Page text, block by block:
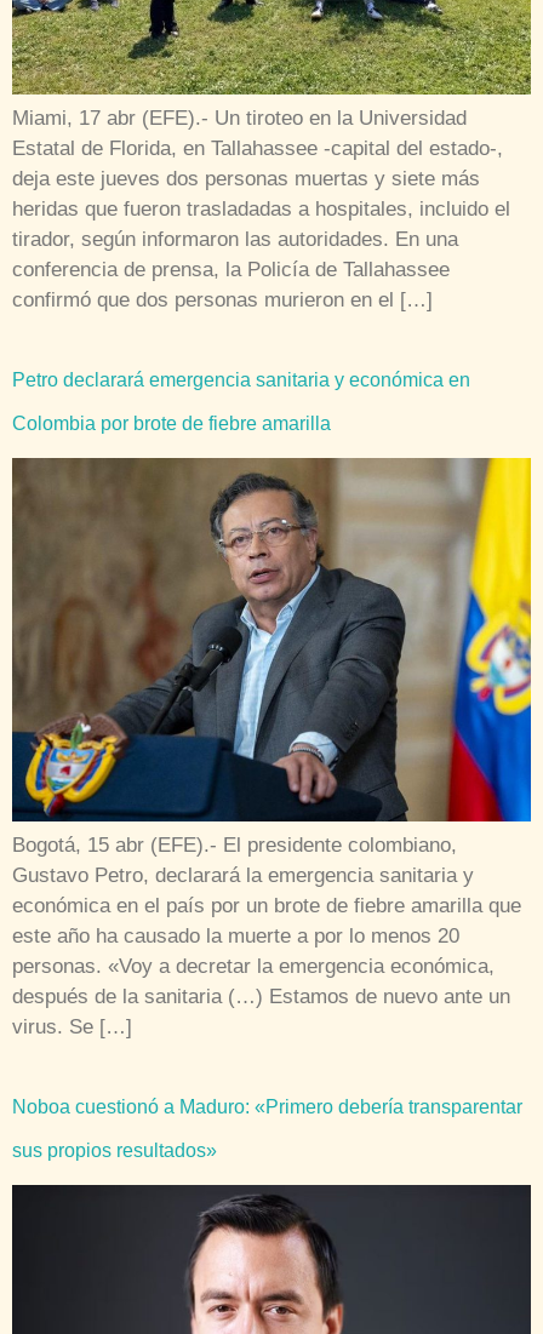
Miami, 17 abr (EFE).- Un tiroteo en la Universidad
Estatal de Florida, en Tallahassee -capital del estado-,
deja este jueves dos personas muertas y siete más
heridas que fueron trasladadas a hospitales, incluido el
tirador, según informaron las autoridades. En una
conferencia de prensa, la Policía de Tallahassee
confirmó que dos personas murieron en el […]
Petro declarará emergencia sanitaria y económica en
Colombia por brote de fiebre amarilla
Bogotá, 15 abr (EFE).- El presidente colombiano,
Gustavo Petro, declarará la emergencia sanitaria y
económica en el país por un brote de fiebre amarilla que
este año ha causado la muerte a por lo menos 20
personas. «Voy a decretar la emergencia económica,
después de la sanitaria (…) Estamos de nuevo ante un
virus. Se […]
Noboa cuestionó a Maduro: «Primero debería transparentar
sus propios resultados»